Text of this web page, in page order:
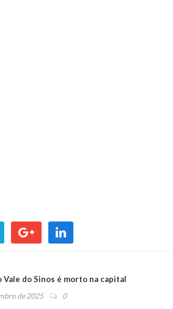
Vale do Sinos é morto na capital
de 2025 0